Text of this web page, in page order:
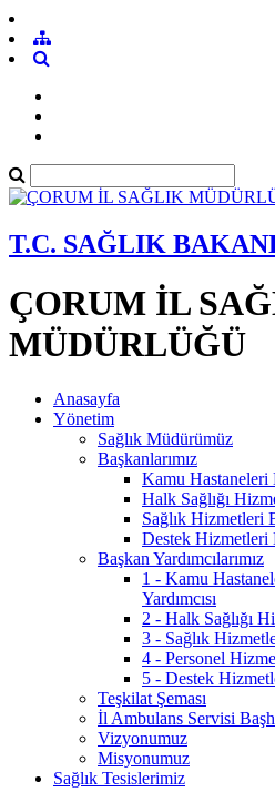
T.C. SAĞLIK
ÇORUM İL
MÜDÜRLÜĞÜ
Anasayfa
Yönetim
Sağlık Müdürümüz
Başkanlarımız
Kamu Hastaneleri
Halk Sağlığı
Sağlık Hizmetleri
Destek Hizmetleri
Başkan Yardımcılarımız
1 - Kamu
Yardımcısı
2 - Halk Sağlığı
3 - Sağlık
4 - Personel
5 - Destek
Teşkilat Şeması
İl Ambulans Servisi
Vizyonumuz
Misyonumuz
Sağlık Tesislerimiz